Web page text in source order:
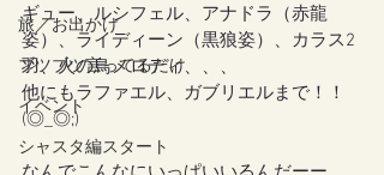
旅／お出かけ
ブツブツ言ってるだけ
イベント
シャスタ編スタート
ギュー、ルシフェル、アナドラ（赤龍
姿）、ライディーン（黒狼姿）、カラス2
羽、火の鳥メロディ、、、
他にもラファエル、ガブリエルまで！！
(◎_◎;)